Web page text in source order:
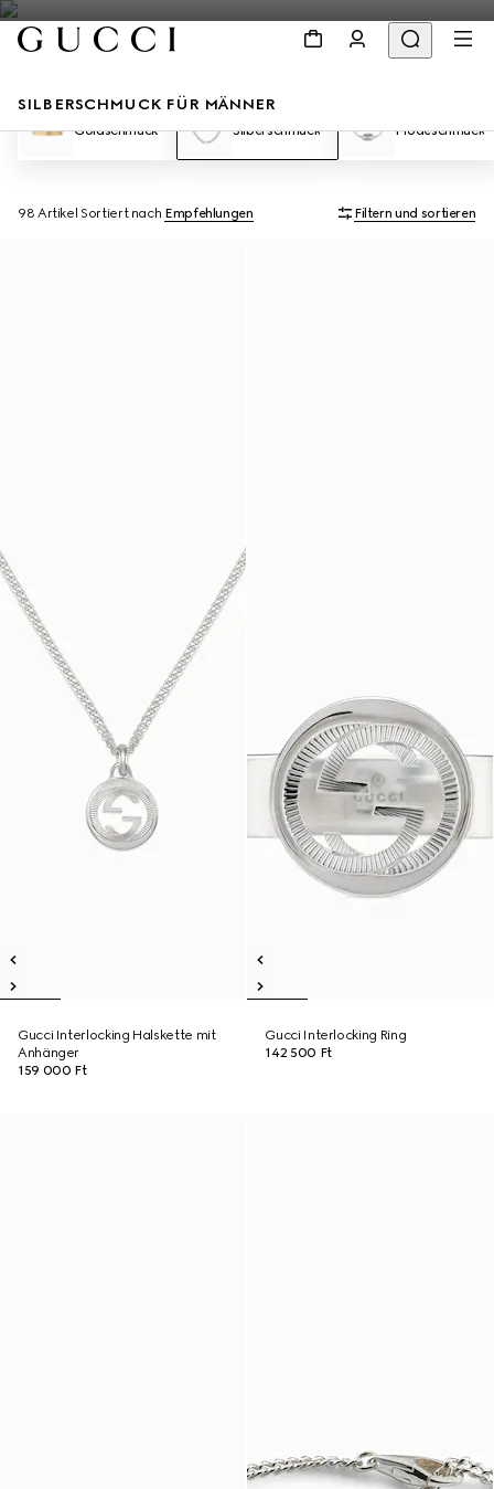
SILBERSCHMUCK FÜR MÄNNER
Goldschmuck Silberschmuck Modeschmuck
98 Artikel Sortiert nach Empfehlungen Filtern und sortieren
Gucci Interlocking Halskette mit
Anhänger
159 000 Ft
Gucci Interlocking Ring
142 500 Ft